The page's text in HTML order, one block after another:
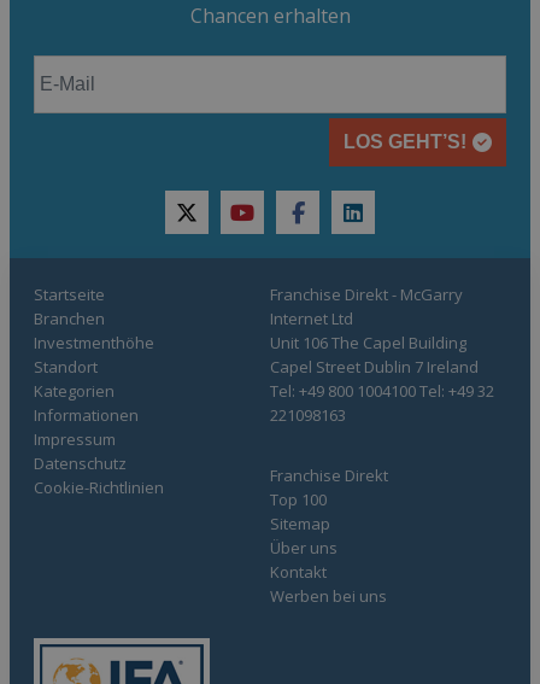
Chancen erhalten
LOS GEHT’S!
twitteryoutubefacebooklinkedin
Startseite
Branchen
Investmenthöhe
Standort
Kategorien
Informationen
Franchise Direkt
Top 100
Sitemap
Über uns
Kontakt
Werben bei uns
Impressum
Datenschutz
Cookie-Richtlinien
Franchise Direkt - McGarry
Internet Ltd
Unit 106 The Capel Building
Capel Street Dublin 7 Ireland
Tel: +49 800 1004100 Tel: +49 32
221098163